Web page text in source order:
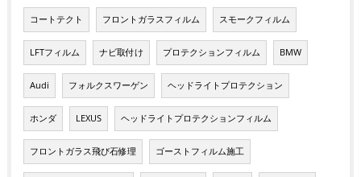
コートテクト フロントガラスフィルム スモークフィルム
LFTフィルム ナビ取付け プロテクションフィルム BMW
Audi フォルクスワーゲン ヘッドライトプロテクション
ホンダ LEXUS ヘッドライトプロテクションフィルム
フロントガラス飛び石修理 ゴーストフィルム施工